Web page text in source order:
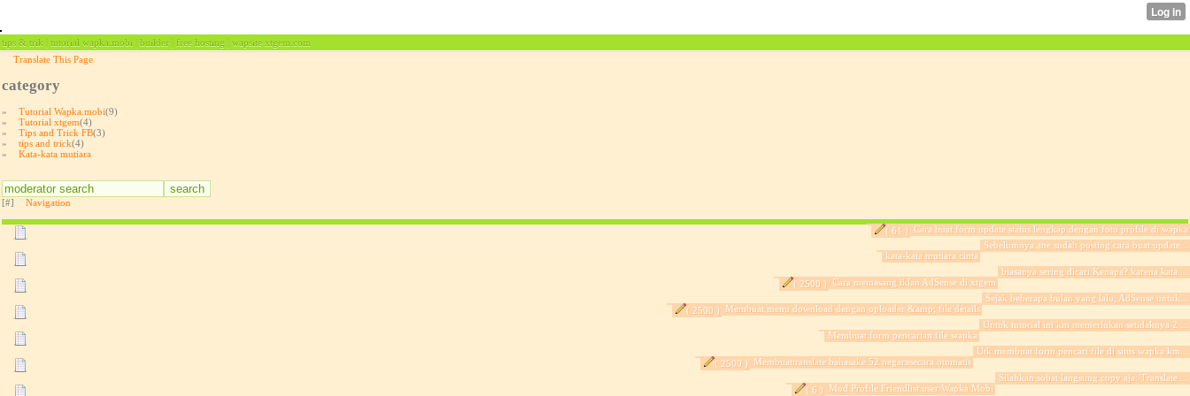
tips & trik | tutorial wapka.mobi | builder | free hosting | wapsite xtgem.com
Translate This Page
category
» Tutorial Wapka.mobi(9)
»
Tutorial xtgem(4)
»
Tips and Trick FB(3)
»
tips and trick(4)
»
Kata-kata mutiara
[#] Navigation
Cara buat form update status lengkap dengan foto profile di wapka
( 61 )
Sebelumnya ane sudah posting cara buat update...
kata-kata mutiara cinta
biasanya sering dicari Kenapa? karena kata ...
Cara memasang iklan AdSense di xtgem
( 2500 )
Sejak beberapa bulan yang lalu, AdSense untuk...
Membuat menu download dengan uploader &amp; file details
( 2500 )
Untuk tutorial ini km memerlukan setidaknya 2 ...
Membuat form pencarian file wapka
Utk membuat form pencari file di situs wapka km...
Membuattranslate bahasake 52 negarasecara otomatis
( 2500 )
Silahkan sobat langsung copy aja: Translate ...
Mod Profile Friendlist user Wapka Mobi
( 6 )